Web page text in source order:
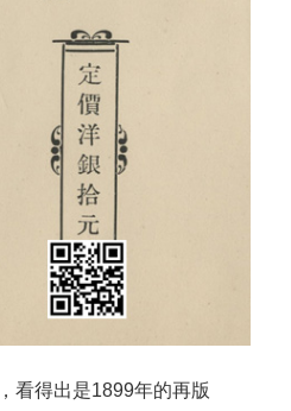
看得出是1899年的再版